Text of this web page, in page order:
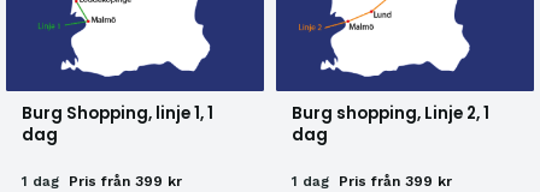
Burg Shopping, linje 1, 1
dag
1 dag Pris från 399 kr
Burg shopping, Linje 2, 1
dag
1 dag Pris från 399 kr